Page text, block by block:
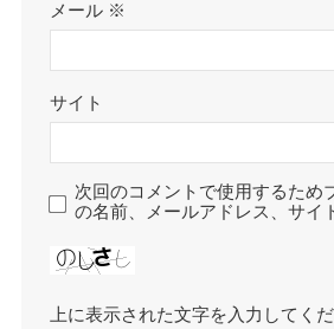
メール ※
サイト
次回のコメントで使用するため
の名前、メールアドレス、サイ
上に表示された文字を入力してくだ